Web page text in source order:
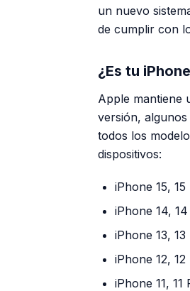
un nuevo
de cumplir con
¿Es tu
Apple mantiene
versión,
todos los
dispositivos:
iPhone 15,
iPhone 14,
iPhone 13,
iPhone 12,
iPhone 11,